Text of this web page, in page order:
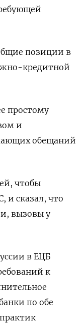
позиции в
кредитной
‌простому
и
обещаний
чтобы
и сказал, что
вызовы у
в ЕЦБ
к
по обе